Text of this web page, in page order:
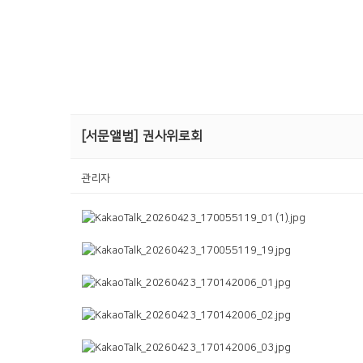
[서문앨범] 권사위로회
관리자